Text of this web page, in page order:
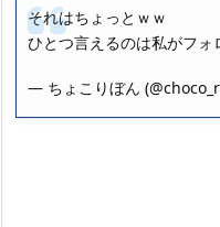
それはちょっとｗｗ
ひとつ言えるのは私がフォ
— ちょこりぼん